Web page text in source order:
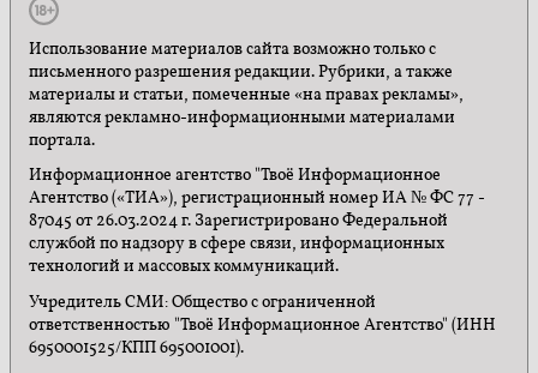
Использование материалов сайта возможно только с
письменного разрешения редакции. Рубрики, а также
материалы и статьи, помеченные «на правах рекламы»,
являются рекламно-информационными материалами
портала.
Информационное агентство "Твоё Информационное
Агентство («ТИА»), регистрационный номер ИА № ФС 77 -
87045 от 26.03.2024 г. Зарегистрировано Федеральной
службой по надзору в сфере связи, информационных
технологий и массовых коммуникаций.
Учредитель СМИ: Общество с ограниченной
ответственностью "Твоё Информационное Агентство" (ИНН
6950001525/КПП 695001001).